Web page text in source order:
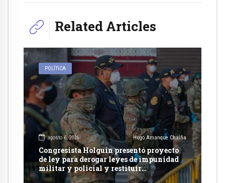
Related Articles
POLÍTICA
agosto 6, 2026 Hugo Amanque Chaiña
Congresista Holguín presentó proyecto
de ley para derogar leyes de impunidad
militar y policial y restituir
competencia de justicia ordinaria